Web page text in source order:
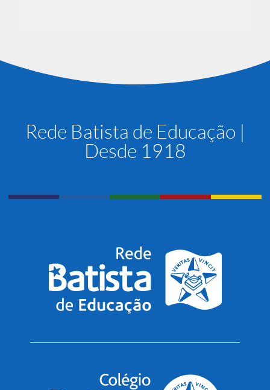
Rede Batista de Educação |
Desde 1918